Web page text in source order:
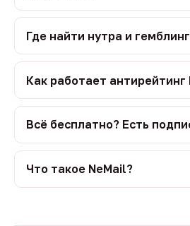
Где найти нутра и
Как работает антирейтинг
Всё бесплатно? Есть
Что такое NeMail?